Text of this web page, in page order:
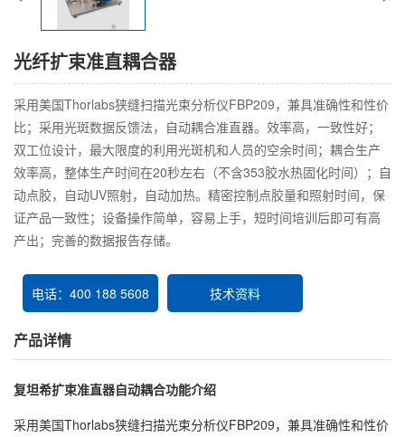
光纤扩束准直耦合器
采用美国Thorlabs狭缝扫描光束分析仪FBP209，兼具准确性和性价
比；采用光斑数据反馈法，自动耦合准直器。效率高，一致性好；
双工位设计，最大限度的利用光斑机和人员的空余时间；耦合生产
效率高，整体生产时间在20秒左右（不含353胶水热固化时间）；自
动点胶，自动UV照射，自动加热。精密控制点胶量和照射时间，保
证产品一致性；设备操作简单，容易上手，短时间培训后即可有高
产出；完善的数据报告存储。
电话：400 188 5608 技术资料
产品详情
复坦希扩束准直器自动耦合功能介绍
采用美国Thorlabs狭缝扫描光束分析仪FBP209，兼具准确性和性价